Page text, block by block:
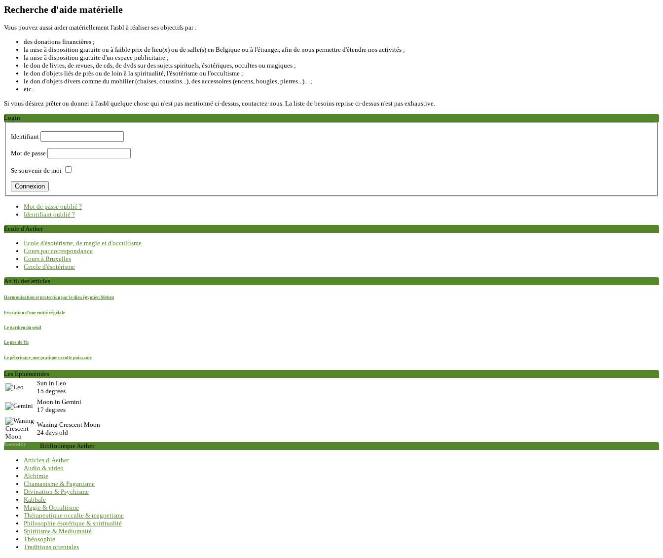
Recherche d'aide matérielle
Vous pouvez aussi aider matériellement l'asbl à réaliser ses objectifs par :
des donations financières ;
la mise à disposition gratuite ou à faible prix de lieu(x) ou de salle(s) en Belgique ou à l'étranger, afin de nous permettre d'étendre nos activités ;
la mise à disposition gratuite d'un espace publicitaire ;
le don de livres, de revues, de cds, de dvds sur des sujets spirituels, ésotériques, occultes ou magiques ;
le don d'objets liés de près ou de loin à la spiritualité, l'ésotérisme ou l'occultisme ;
le don d'objets divers comme du mobilier (chaises, coussins...), des accessoires (encens, bougies, pierres...)... ;
etc.
Si vous désirez prêter ou donner à l'asbl quelque chose qui n'est pas mentionné ci-dessus, contactez-nous. La liste de besoins reprise ci-dessus n'est pas exhaustive.
Login
Identifiant
Mot de passe
Se souvenir de moi
Mot de passe oublié ?
Identifiant oublié ?
Ecole d'Aether
Ecole d'ésotérisme, de magie et d'occultisme
Cours par correspondance
Cours à Bruxelles
Cercle d'ésotérisme
Au fil des articles
Harmonisation et protection par le dieu égyptien Mehen
Evocation d’une entité végétale
Le gardien du seuil
Le pas de Yu
Le pèlerinage, une pratique occulte puissante
Les Ephémérides
Sun in Leo
15 degrees
Moon in Gemini
17 degrees
Waning Crescent Moon
24 days old
Powered by
Bibliothèque Aether
Articles d' Aether
Audio & video
Alchimie
Chamanisme & Paganisme
Divination & Psychisme
Kabbale
Magie & Occultisme
Thérapeutique occulte & magnetisme
Philosophie ésotérique & spiritualité
Spiritisme & Mediumnité
Théosophie
Traditions orientales